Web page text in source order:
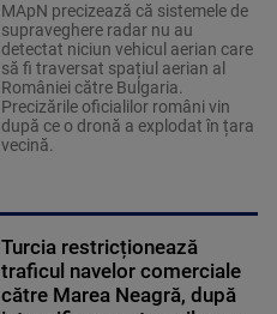
MApN precizează că sistemele de
supraveghere radar nu au
detectat niciun vehicul aerian care
să fi traversat spațiul aerian al
României către Bulgaria.
Precizările oficialilor români vin
după ce o dronă a explodat în țara
vecină.
Turcia restricționează
traficul navelor comerciale
către Marea Neagră, după